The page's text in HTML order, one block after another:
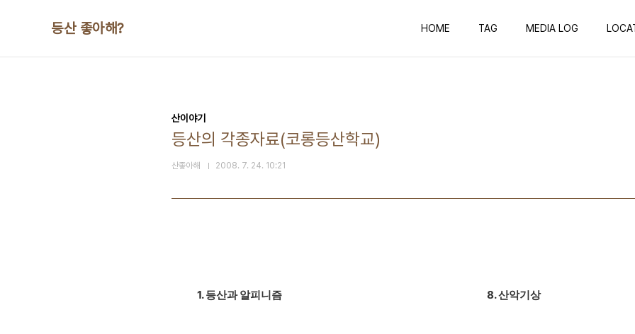
등산 좋아해? HOME TAG MEDIA LOG
산이야기
등산의 각종자료(코롱등산학교)
산좋아해 2008. 7. 24. 10:21
1. 등산과 알피니즘 8. 산악기상